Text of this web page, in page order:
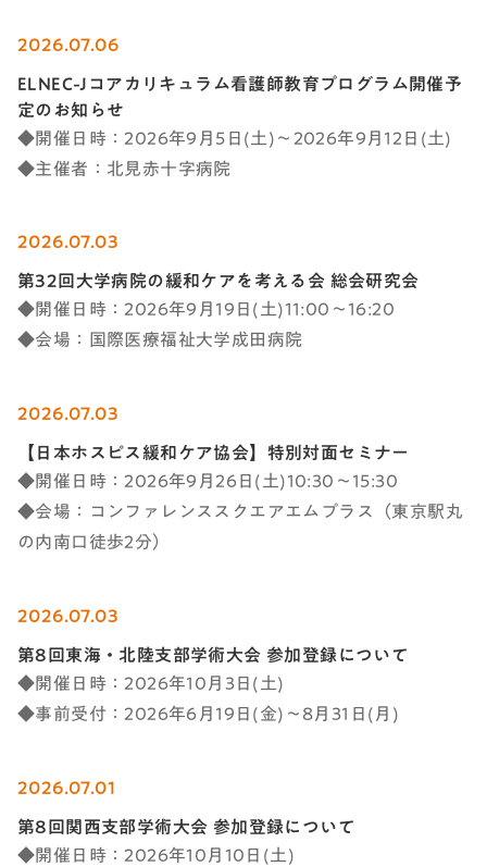
2026.07.06
ELNEC-Jコアカリキュラム看護師教育プログラム開催予
定のお知らせ
◆開催日時：2026年9月5日(土)～2026年9月12日(土)
◆主催者：北見赤十字病院
2026.07.03
第32回大学病院の緩和ケアを考える会 総会研究会
◆開催日時：2026年9月19日(土)11:00～16:20
◆会場：国際医療福祉大学成田病院
2026.07.03
【日本ホスピス緩和ケア協会】特別対面セミナー
◆開催日時：2026年9月26日(土)10:30～15:30
◆会場：コンファレンススクエアエムプラス（東京駅丸
の内南口徒歩2分）
2026.07.03
第8回東海・北陸支部学術大会 参加登録について
◆開催日時：2026年10月3日(土)
◆事前受付：2026年6月19日(金)～8月31日(月)
2026.07.01
第8回関西支部学術大会 参加登録について
◆開催日時：2026年10月10日(土)